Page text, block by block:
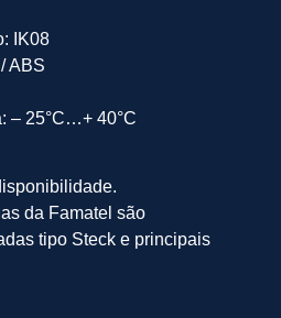
IK08
ABS
– 25°C…+ 40°C
da Famatel são
tipo Steck e principais